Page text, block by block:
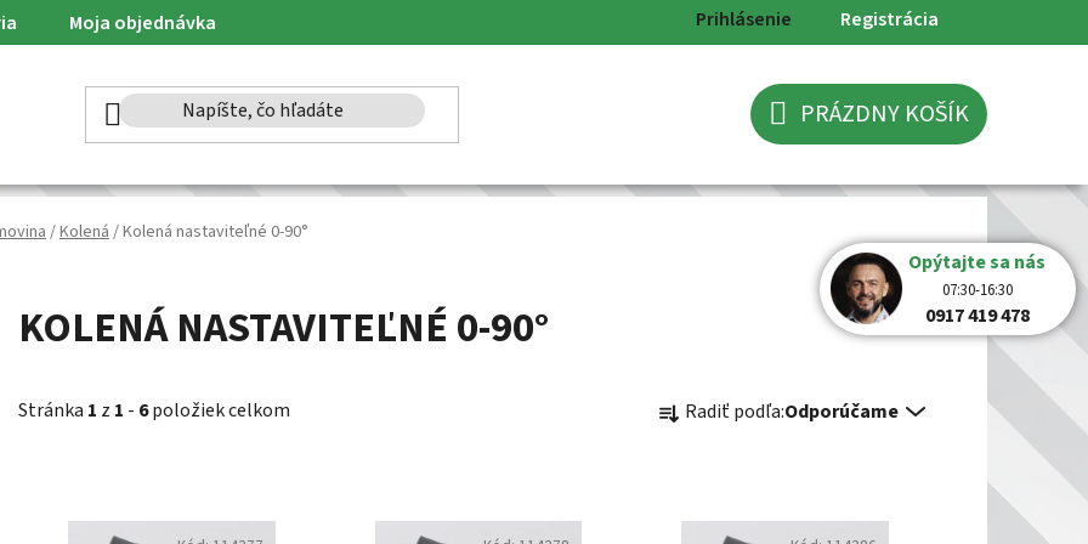
Moja objednávka Prihlásenie Registrácia
NÁKUPNÝ
KOŠÍK
PRÁZDNY KOŠÍK
/Kolená/Kolená nastaviteľné 0-90°
KOLENÁ NASTAVITEĽNÉ 0-90°
Stránka 1 z 1 - 6položiek celkom a Radiť podľa:Odporúčame
Opýtajte sa nás
07:30-16:30
0917 419 478